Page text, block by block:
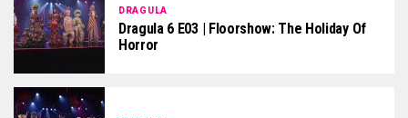
DRAGULA
Dragula 6 E03 | Floorshow: The Holiday Of
Horror